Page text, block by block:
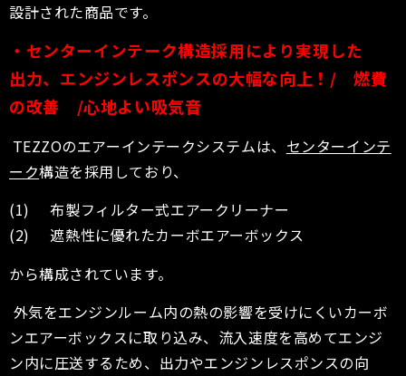
設計された商品です。
・センターインテーク構造採用により実現した
出力、エンジンレスポンスの大幅な向上！/ 燃費
の改善 /心地よい吸気音
TEZZOのエアーインテークシステムは、 センターインテ
ーク構造を採用しており、
(1) 布製フィルター式エアークリーナー
(2) 遮熱性に優れたカーボエアーボックス
から構成されています。
外気をエンジンルーム内の熱の影響を受けにくいカーボ
ンエアーボックスに取り込み、流入速度を高めてエンジ
ン内に圧送するため、出力やエンジンレスポンスの向